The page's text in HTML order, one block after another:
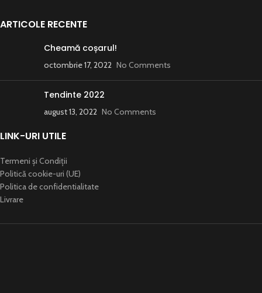
ARTICOLE RECENTE
Cheamă coșarul!
octombrie 17, 2022 No Comments
Tendinte 2022
august 13, 2022 No Comments
LINK-URI UTILE
Termeni și Condiții
Politică cookie-uri (UE)
Politica de confidentialitate
Livrare